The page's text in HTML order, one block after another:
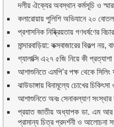
দলীয় ঐক্যের অবস্থান কর্মসূচি ও
কলারোয়ায় পুলিশি অভিযানে ২০
প্রশাসনিক নিষ্ক্রিয়তায় গণধর্ষণের
মান্দারবাড়িয়া: কক্সবাজারের বিকল্প নয়,
গ্যালাক্সি এ২৭ ৫জি নিয়ে কী
আশাশুনিতে এমপি’র পক্ষ থেকে সিলিং
ঝাউডাঙ্গায় বিনামূল্যে চোখের
আশাশুনিতে অবঃ সেনাকল্যাণ সংস্থার
প্রয়াত জাতীয় অধ্যাপক ডা. এম আর
প্রামান্য চিত্র প্রদর্শনী ও আলোচনা